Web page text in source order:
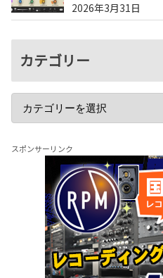
2026年3月31日
カテゴリー
スポンサーリンク